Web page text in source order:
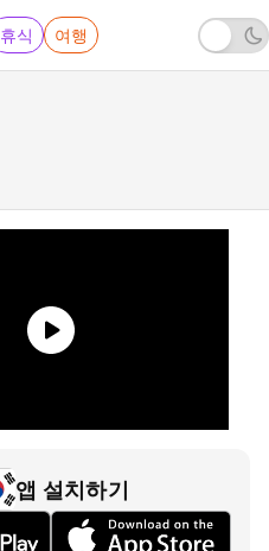
휴식 여행
앱 설치하기